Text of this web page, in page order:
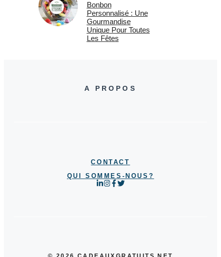
Bonbon
Personnalisé : Une
Gourmandise
Unique Pour Toutes
Les Fêtes
A PROPOS
CONTACT
QUI SOMMES-NOUS?